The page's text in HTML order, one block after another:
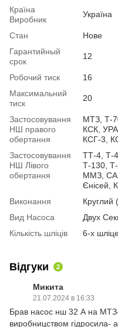
Країна
Виробник
Україна
Стан
Нове
Гарантийный
срок
12
Робочий тиск
16
Максимальний
тиск
20
Застосовування
НШ правого
обертання
МТЗ, Т-
КСК,
КСГ-3,
Застосовування
НШ Лівого
обертання
ТТ-4, Т-
Т-130,
ММЗ,
Єнісей,
Виконання
Круглий
Вид Насоса
Двух
Кількість шліців
6-х
Відгуки 2
Микита
21.07.2024 в 16:33
Брав насос нш 32 А на
виробницством гідросила-